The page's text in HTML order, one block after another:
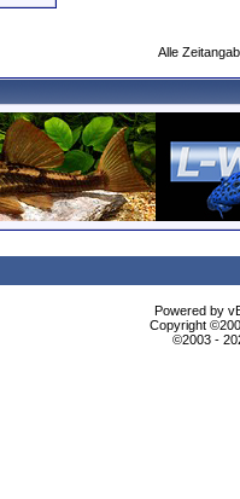
Alle
Powered by
Copyright
©2003 -